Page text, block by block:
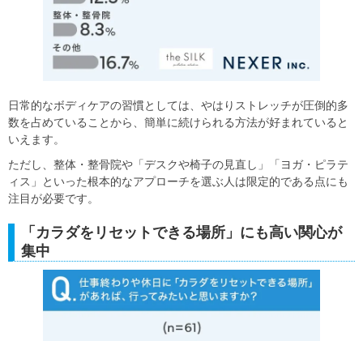
日常的なボディケアの習慣としては、やはりストレッチが圧倒的多
数を占めていることから、簡単に続けられる方法が好まれていると
いえます。
ただし、整体・整骨院や「デスクや椅子の見直し」「ヨガ・ピラテ
ィス」といった根本的なアプローチを選ぶ人は限定的である点にも
注目が必要です。
「カラダをリセットできる場所」にも高い関心が
集中